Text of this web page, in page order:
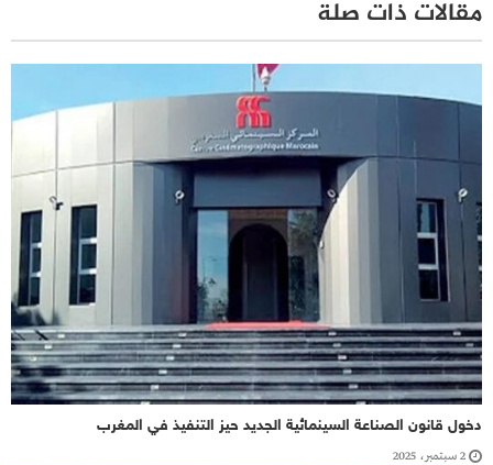
مقالات ذات صلة
دخول قانون الصناعة السينمائية الجديد حيز التنفيذ في المغرب
2 سبتمبر، 2025